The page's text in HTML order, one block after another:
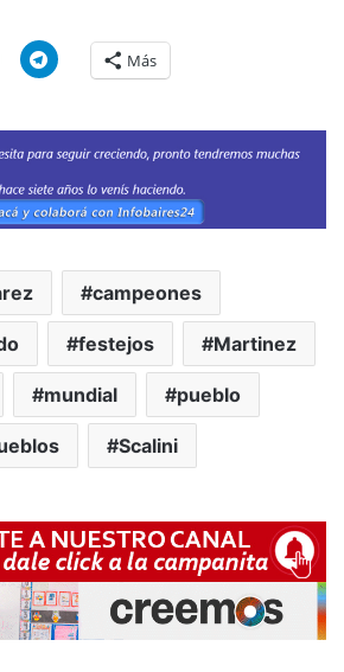
Más
campeones
festejos Martinez
mundial pueblo
Scalini